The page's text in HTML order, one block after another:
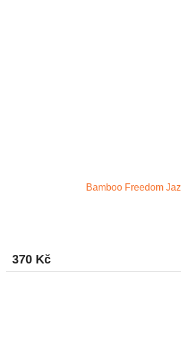
Bamboo Freedom
370 Kč